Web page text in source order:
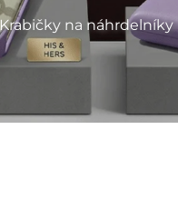
Krabičky na náhrdelníky